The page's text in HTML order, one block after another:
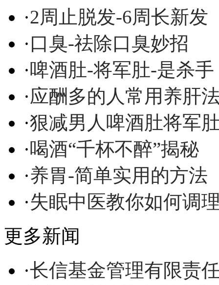
·2周止脱发-6周长新发
·口臭-祛除口臭妙招
·啤酒肚-将军肚-是杀手
·应酬多的人常用养肝
·狠减男人啤酒肚将军
·喝酒“千杯不醉”揭秘
·养胃-简单实用的方法
·失眠中医教你如何调
更多新闻
·长信基金管理有限责